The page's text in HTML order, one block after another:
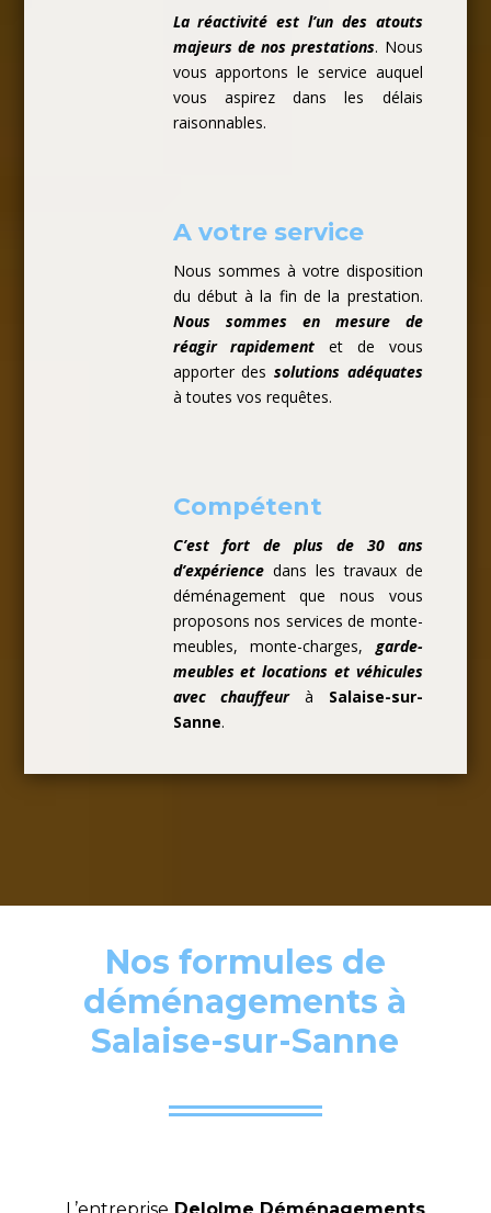
La réactivité est l’un des atouts
majeurs de nos prestations. Nous
vous apportons le service auquel
vous aspirez dans les délais
raisonnables.
A votre service
Nous sommes à votre disposition
du début à la fin de la prestation.
Nous sommes en mesure de
réagir rapidement et de vous
apporter des solutions adéquates
à toutes vos requêtes.
Compétent
C’est fort de plus de 30 ans
d’expériencedans les travaux de
déménagement que nous vous
proposons nos services de monte-
meubles, monte-charges,garde-
meubles et locations et véhicules
avec chauffeurà Salaise-sur-
Sanne.
Nos formules de
déménagements à
Salaise-sur-Sanne